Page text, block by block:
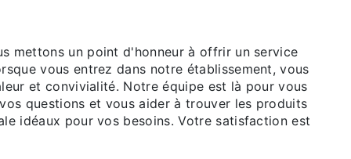
mettons un point d'honneur à offrir un service
vous entrez dans notre établissement, vous
et convivialité. Notre équipe est là pour vous
questions et vous aider à trouver les produits
idéaux pour vos besoins. Votre satisfaction est